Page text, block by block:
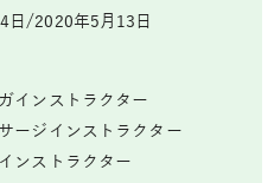
日/2020年5月13日
インストラクター
ージインストラクター
ンストラクター